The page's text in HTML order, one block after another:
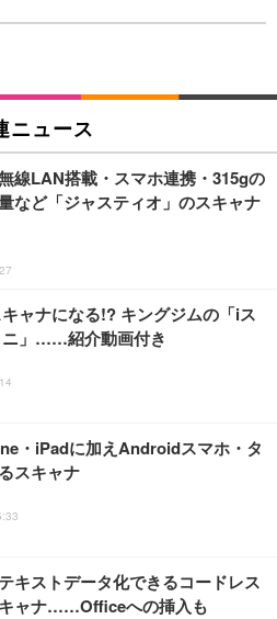
学 疲れない ブラック
スチェア デスクチェア 疲れない テレ
強化バックレスト 30度ロッキング機
ドレスト ハンガー付き 高反発クッシ
通気性メッシュ ゲーミング/勉強/事
パソコンチェア (ブラック)
チェア デスクチェア 疲れない テレ
強化バックレスト 30度ロッキング機
ドレスト ハンガー付き 高反発クッシ
通気性メッシュ ゲーミング/勉強/事
パソコンチェア (ホワイト)
ィスチェア デスクチェア 肘なし メ
高さ84～96cm テレワーク 在宅
ゲーミングモニター DualSense 充電
ZDM1J）
Dell E2724HS 27インチ 液晶モニタ
）VA 非光沢 HDMI/DisplayP
ビジネス向け
280Hz/FHD】GRAPHT THE S
| 輝点保証 | 日本メーカー)
イト(吸収面:ライトブルー)
フ ネオ・オムツ L 中型犬用 26枚入
マートベーシック) 【Amazon.co.jp
アイリスオーヤマ ペットシーツ
マ ペットシーツ 超厚型 お徳用 レギ
ニュース
線LAN搭載・スマホ連携・315gの
など「ジャスティオ」のスキャナ
ャナになる!? キングジムの「iス
ニ」……紹介動画付き
・iPadに加えAndroidスマホ・タ
スキャナ
キストデータ化できるコードレス
ャナ……Officeへの挿入も